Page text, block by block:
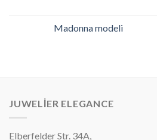
Madonna modeli
JUWELIER ELEGANCE
Elberfelder Str. 34A,